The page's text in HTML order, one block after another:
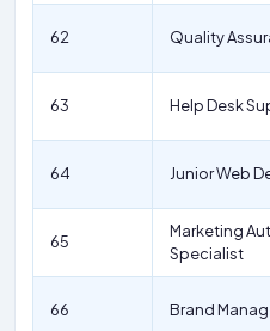
62 Quality
63 Help Desk
64 Junior Web
65
Marketing
Specialist
66 Brand